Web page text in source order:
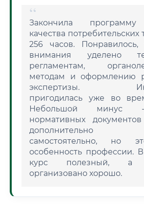
Закончила программу
качества потребительских
256 часов.
внимания уделено
регламентам,
методам и оформлению
экспертизы.
пригодилась уже во
Небольшой минус
нормативных
дополнительно
самостоятельно, но
особенность профессии.
курс полезный, а
организовано хорошо.